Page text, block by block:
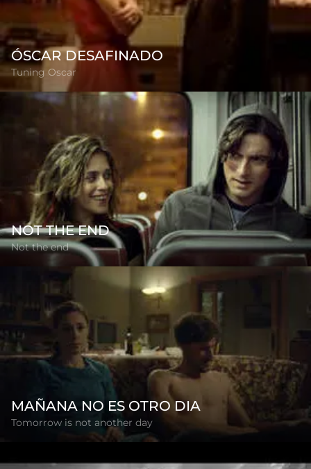
ÓSCAR DESAFINADO
Tuning Oscar
NOT THE END
Not the end
MAÑANA NO ES OTRO DIA
Tomorrow is not another day